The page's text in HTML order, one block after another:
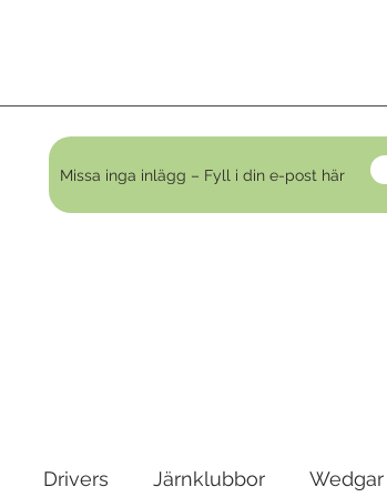
Drivers Järnklubbor Wedgar